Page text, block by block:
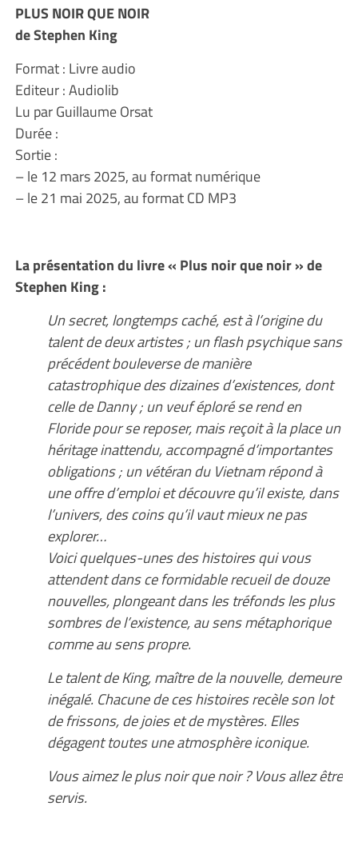
PLUS NOIR QUE NOIR
de Stephen King
Format : Livre audio
Editeur : Audiolib
Lu par Guillaume Orsat
Durée :
Sortie :
– le 12 mars 2025, au format numérique
– le 21 mai 2025, au format CD MP3
La présentation du livre « Plus noir que noir » de
Stephen King :
Un secret, longtemps caché, est à l’origine du
talent de deux artistes ; un flash psychique sans
précédent bouleverse de manière
catastrophique des dizaines d’existences, dont
celle de Danny ; un veuf éploré se rend en
Floride pour se reposer, mais reçoit à la place un
héritage inattendu, accompagné d’importantes
obligations ; un vétéran du Vietnam répond à
une offre d’emploi et découvre qu’il existe, dans
l’univers, des coins qu’il vaut mieux ne pas
explorer…
Voici quelques-unes des histoires qui vous
attendent dans ce formidable recueil de douze
nouvelles, plongeant dans les tréfonds les plus
sombres de l’existence, au sens métaphorique
comme au sens propre.
Le talent de King, maître de la nouvelle, demeure
inégalé. Chacune de ces histoires recèle son lot
de frissons, de joies et de mystères. Elles
dégagent toutes une atmosphère iconique.
Vous aimez le plus noir que noir ? Vous allez être
servis.